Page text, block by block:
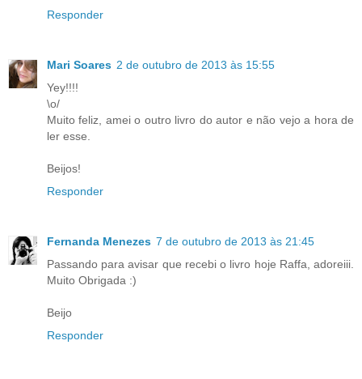
Responder
Mari Soares 2 de outubro de 2013 às 15:55
Yey!!!!
\o/
Muito feliz, amei o outro livro do autor e não vejo a hora de
ler esse.
Beijos!
Responder
Fernanda Menezes 7 de outubro de 2013 às 21:45
Passando para avisar que recebi o livro hoje Raffa, adoreiii.
Muito Obrigada :)
Beijo
Responder